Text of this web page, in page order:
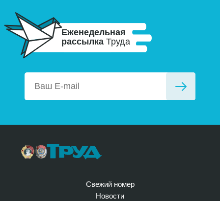
Еженедельная
рассылка Труда
Свежий номер
Новости